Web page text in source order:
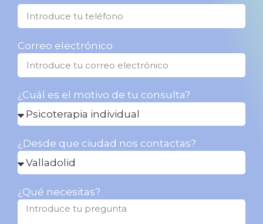
Correo electrónico
¿Cuál es el motivo de tu consulta?
¿Desde que ciudad nos contactas?
¿Qué necesitas?